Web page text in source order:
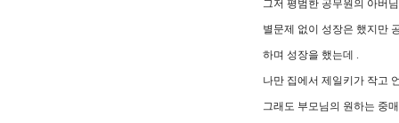
그저 평범한 공무원의 아버
별문제 없이 성장은 했지만
하며 성장을 했는데 .
나만 집에서 제일키가 작고
그래도 부모님의 원하는 중